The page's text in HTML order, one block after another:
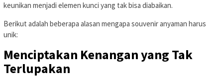
keunikan menjadi elemen kunci yang tak bisa diabaikan.
Berikut adalah beberapa alasan mengapa souvenir anyaman harus
unik:
Menciptakan Kenangan yang Tak
Terlupakan